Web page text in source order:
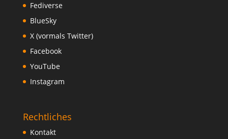
Fediverse
BlueSky
X (vormals Twitter)
Facebook
YouTube
Instagram
Rechtliches
Kontakt